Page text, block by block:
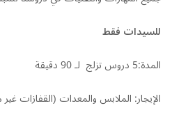
للسيدات فقط
المدة:5 دروس تزلج لـ 90 دقيقة
الإيجار: الملابس والمعدات (القفازات